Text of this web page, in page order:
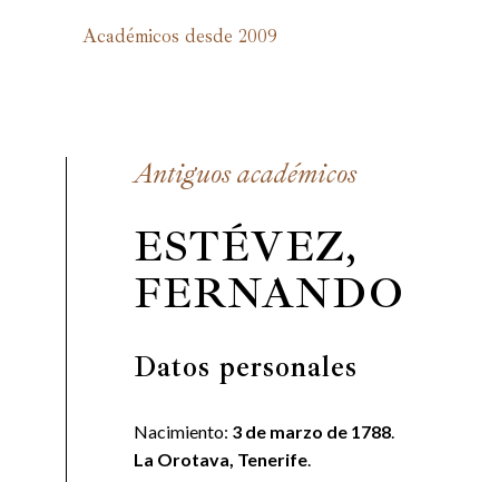
Académicos desde 2009
Antiguos académicos
ESTÉVEZ,
FERNANDO
Datos personales
Nacimiento: 3 de marzo de 1788.
La Orotava, Tenerife.